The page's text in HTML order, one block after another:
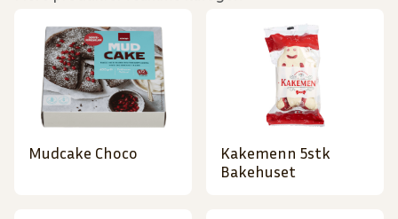
Mudcake Choco
Kakemenn 5stk
Bakehuset